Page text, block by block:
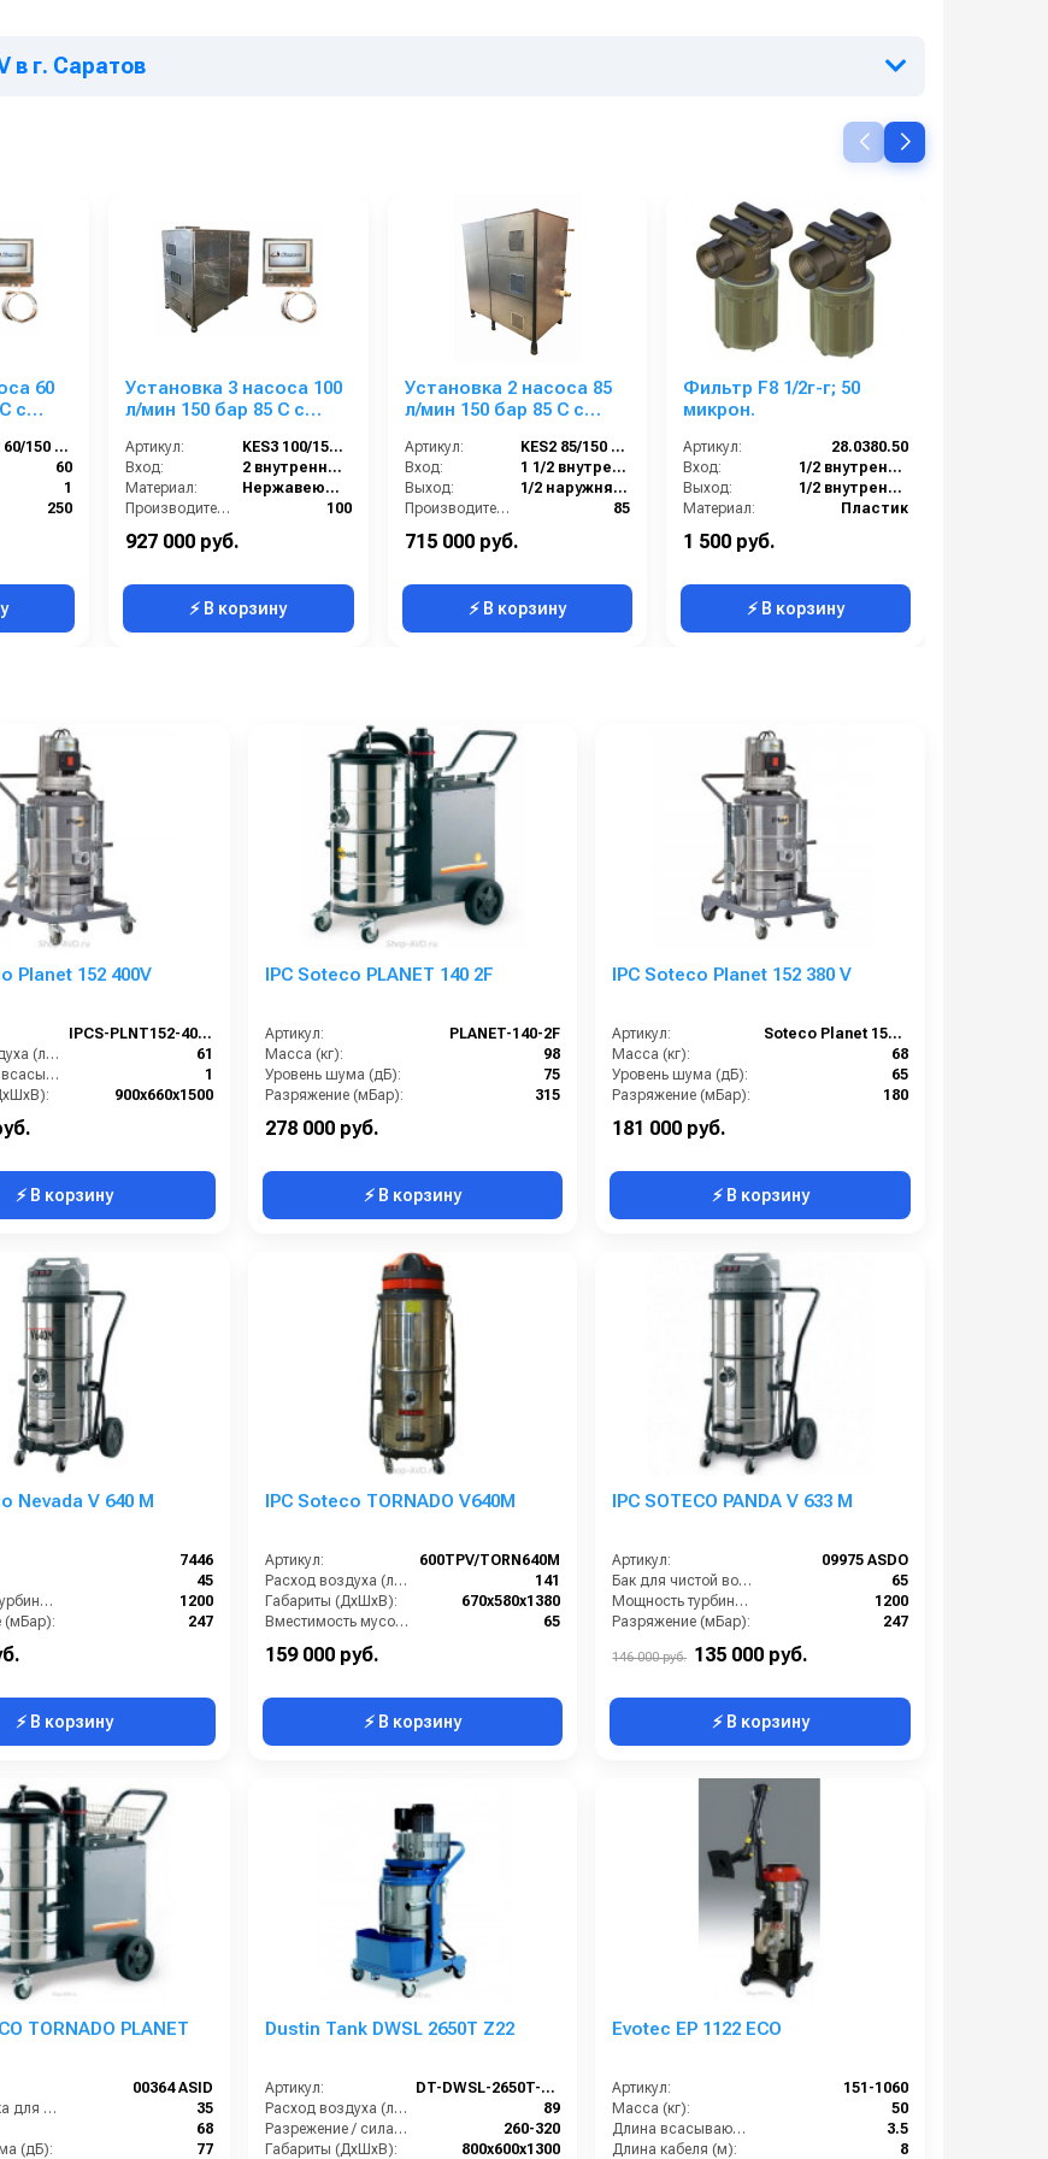
в г. Саратов
60
с
для
KES2 60/150 85С
60
1
250
Установка 3 насоса 100
л/мин 150 бар 85 С с
средств + насос для
мойки люков.
Артикул:
KES3 100/150 85С
Вход:
2 внутренняя резьба
Материал:
Нержавеющая сталь
Производительность (л/мин):
100
Вес, кг:
927 000 руб.
⚡ В корзину
Установка 2 насоса 85
л/мин 150 бар 85 С с
средств + насос для
мойки люков
Артикул:
KES2 85/150 85С
Вход:
1 1/2 внутренняя резьба
Выход:
1/2 наружняя резьба
Производительность (л/мин):
85
Вес, кг:
715 000 руб.
⚡ В корзину
Фильтр F8 1/2г-г; 50
микрон.
Артикул:
28.0380.50
Вход:
1/2 внутренняя резьба
Выход:
1/2 внутренняя резьба
Материал:
Пластик
В коробке:
1 500 руб.
⚡ В корзину
Planet 152 400V
IPCS-PLNT152-400V
Расход воздуха (л/сек):
61
Количество всасывающих турбин (шт):
1
900х660х1500
⚡ В корзину
IPC Soteco PLANET 140 2F
Артикул:
PLANET-140-2F
Масса (кг):
98
Уровень шума (дБ):
75
Разряжение (мБар):
315
278 000 руб.
⚡ В корзину
IPC Soteco Planet 152 380 V
Артикул:
Soteco Planet 152 380V
Масса (кг):
68
Уровень шума (дБ):
65
Разряжение (мБар):
180
181 000 руб.
⚡ В корзину
Nevada V 640 M
7446
45
Мощность турбины (Вт):
1200
(мБар):
247
⚡ В корзину
IPC Soteco TORNADO V640M
Артикул:
600TPV/TORN640M
Расход воздуха (л/сек):
141
Габариты (ДхШхВ):
670х580х1380
Вместимость мусоросборника (л):
65
159 000 руб.
⚡ В корзину
IPC SOTECO PANDA V 633 M
Артикул:
09975 ASDO
Бак для чистой воды (л):
65
Мощность турбины (Вт):
1200
Разряжение (мБар):
247
146 000 руб. 135 000 руб.
⚡ В корзину
TORNADO PLANET
00364 ASID
Емкость бака для мусора (л):
35
68
(дБ):
77
Dustin Tank DWSL 2650T Z22
Артикул:
DT-DWSL-2650T-Z22
Расход воздуха (л/сек):
89
Разрежение / сила всасывания (мбар):
260-320
Габариты (ДхШхВ):
800х600х1300
Evotec EP 1122 ECO
Артикул:
151-1060
Масса (кг):
50
Длина всасывающего шланга (м):
3.5
Длина кабеля (м):
8